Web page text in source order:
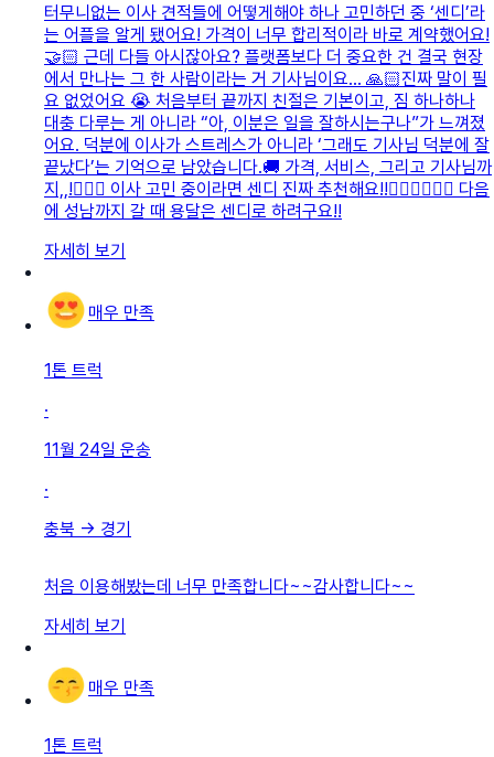
터무니없는 이사 견적들에 어떻게해야 하나 고민하던 중 ‘센디’라
는 어플을 알게 됐어요! 가격이 너무 합리적이라 바로 계약했어요!
🤝🏻 근데 다들 아시잖아요? 플랫폼보다 더 중요한 건 결국 현장
에서 만나는 그 한 사람이라는 거 기사님이요… 🙏🏻진짜 말이 필
요 없었어요 😭 처음부터 끝까지 친절은 기본이고, 짐 하나하나
대충 다루는 게 아니라 “아, 이분은 일을 잘하시는구나”가 느껴졌
어요. 덕분에 이사가 스트레스가 아니라 ‘그래도 기사님 덕분에 잘
끝났다’는 기억으로 남았습니다.🚚 가격, 서비스, 그리고 기사님까
지,,!🙇🏻‍♀️ 이사 고민 중이라면 센디 진짜 추천해요!!👍🏻👍🏻👍🏻 다음
에 성남까지 갈 때 용달은 센디로 하려구요!!
자세히 보기
매우 만족
1톤 트럭
·
11월 24일 운송
·
충북 → 경기
처음 이용해봤는데 너무 만족합니다~~감사합니다~~
자세히 보기
매우 만족
1톤 트럭